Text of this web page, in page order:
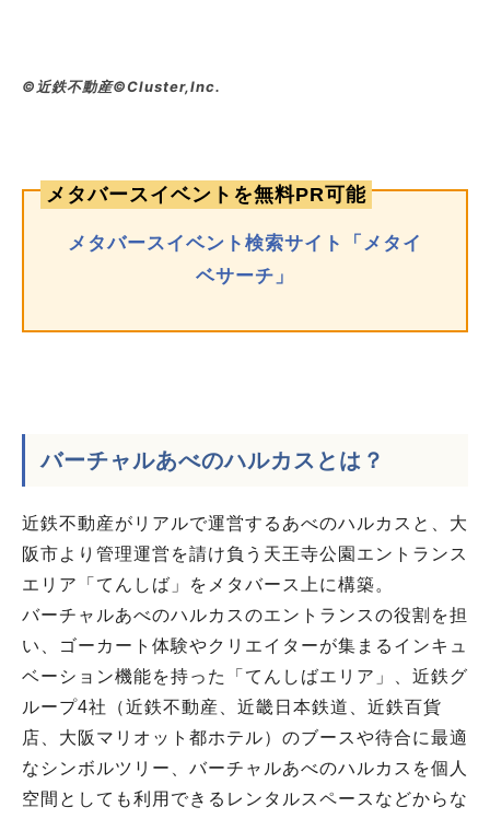
©近鉄不動産©Cluster,Inc.
メタバースイベントを無料PR可能
メタバースイベント検索サイト「メタイ
ベサーチ」
バーチャルあべのハルカス とは？
近鉄不動産がリアルで運営するあべのハルカスと、大
阪市より管理運営を請け負う天王寺公園エントランス
エリア「てんしば」をメタバース上に構築。
バーチャルあべのハルカスのエントランスの役割を担
い、ゴーカート体験やクリエイターが集まるインキュ
ベーション機能を持った「てんしばエリア」、近鉄グ
ループ4社（近鉄不動産、近畿日本鉄道、近鉄百貨
店、大阪マリオット都ホテル）のブースや待合に最適
なシンボルツリー、バーチャルあべのハルカスを個人
空間としても利用できるレンタルスペースなどからな